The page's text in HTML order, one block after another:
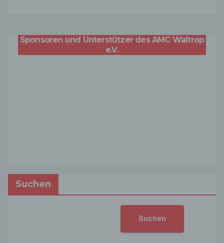
Sponsoren und Unterstützer des AMC Waltrop
e.V.
Suchen
Suchen